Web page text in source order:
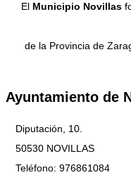
El Municipio Novillas
de la Provincia de
Ayuntamiento de
Diputación, 10.
50530 NOVILLAS
Teléfono: 976861084